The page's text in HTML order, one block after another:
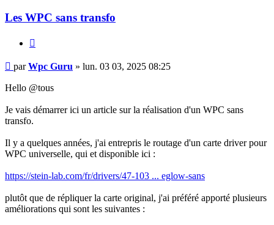
Les WPC sans transfo
Message
parWpc Guru » lun. 03 03, 2025 08:25
Hello @tous
Je vais démarrer ici un article sur la réalisation d'un WPC sans
transfo.
Il y a quelques années, j'ai entrepris le routage d'un carte driver pour
WPC universelle, qui et disponible ici :
https://stein-lab.com/fr/drivers/47-103 ... eglow-sans
plutôt que de répliquer la carte original, j'ai préféré apporté plusieurs
améliorations qui sont les suivantes :